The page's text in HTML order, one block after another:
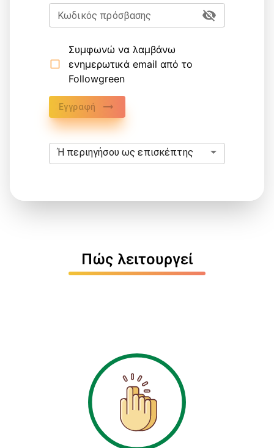
Κωδικός πρόσβασης
Συμφωνώ να λαμβάνω
ενημερωτικά email από το
Followgreen
Εγγραφή
Ή περιηγήσου ως επισκέπτης
Πώς λειτουργεί